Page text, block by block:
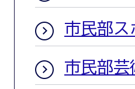
市民部ス
市民部芸